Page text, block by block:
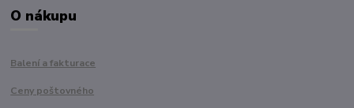
O nákupu
Balení a fakturace
Ceny poštovného